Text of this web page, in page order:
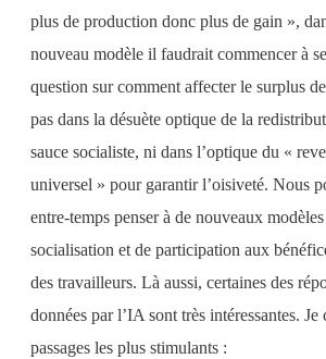
plus de production donc plus de gain »,
nouveau modèle il faudrait commencer à
question sur comment affecter le surplus
pas dans la désuète optique de la
sauce socialiste, ni dans l’optique du «
universel » pour garantir l’oisiveté. Nous
entre-temps penser à de nouveaux
socialisation et de participation aux
des travailleurs. Là aussi, certaines des
données par l’IA sont très intéressantes. Je
passages les plus stimulants :